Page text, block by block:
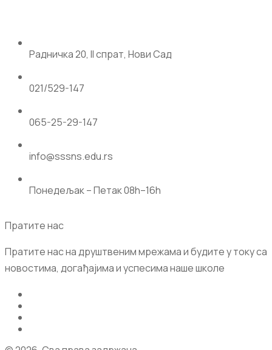
Радничка 20, II спрат, Нови Сад
021/529-147
065-25-29-147
info@sssns.edu.rs
Понедељак – Петак 08h–16h
Пратите нас
Пратите нас на друштвеним мрежама и будите у току са
новостима, догађајима и успесима наше школе